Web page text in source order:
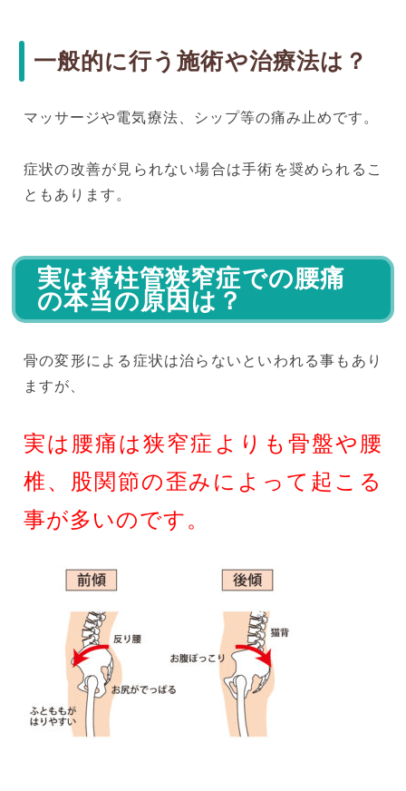
一般的に行う施術や治療法は？
マッサージや電気療法、シップ等の痛み止めです。
症状の改善が見られない場合は手術を奨められるこ
ともあります。
実は脊柱管狭窄症での腰痛
の本当の原因は？
骨の変形による症状は治らないといわれる事もあり
ますが、
実は腰痛は狭窄症よりも骨盤や腰
椎、股関節の歪みによって起こる
事が多いのです。